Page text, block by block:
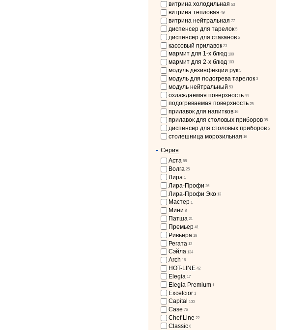
витрина холодильная 53
витрина тепловая 49
витрина нейтральная 77
диспенсер для тарелок 5
диспенсер для стаканов 5
кассовый прилавок 23
мармит для 1-х блюд 100
мармит для 2-х блюд 103
модуль дезинфекции рук 5
модуль для подогрева тарелок 3
модуль нейтральный 53
охлаждаемая поверхность 44
подогреваемая поверхность 25
прилавок для напитков 16
прилавок для столовых приборов 35
диспенсер для столовых приборов 5
столешница морозильная 16
Серия
Аста 58
Волга 25
Лира 1
Лира-Профи 26
Лира-Профи Эко 13
Мастер 1
Мини 8
Патша 21
Премьер 41
Ривьера 18
Регата 13
Сэйла 134
Arch 16
HOT-LINE 42
Elegia 17
Elegia Premium 1
Excelcior 1
Capital 100
Case 76
Chef Line 22
Classic 6